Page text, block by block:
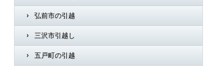
弘前市の引越
三沢市引越し
五戸町の引越